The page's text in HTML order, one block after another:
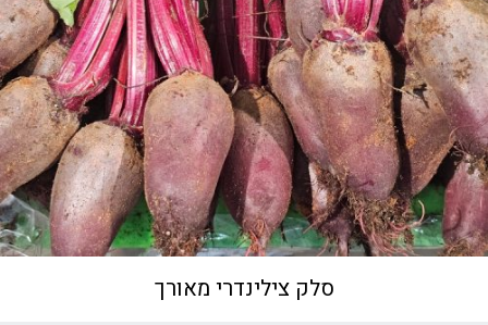
סלק צילינדרי מאורך